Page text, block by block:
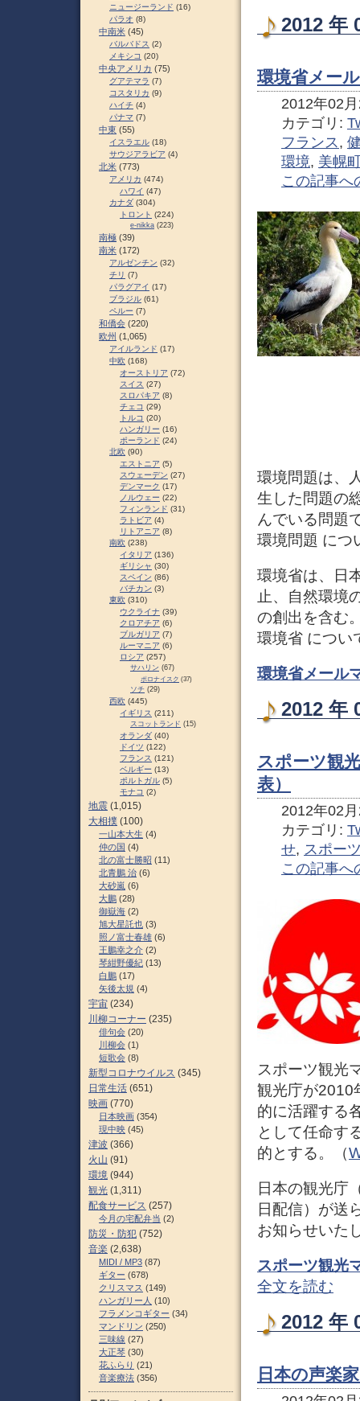
2012 年
環境省メー
2012年02
カテゴリ:
フランス ,
環境, 美幌
この記事へ
環境問題は、
生した問題の
んでいる問題
環境問題 につ
環境省は、日
止、自然環境
の創出を含む
環境省 につい
環境省メール
2012 年
スポーツ観
表）
2012年02
カテゴリ:
せ, スポー
この記事へ
スポーツ観光
観光庁が2010
的に活躍する
として任命す
的とする。（
日本の観光庁
日配信）が送
お知らせいた
スポーツ観光
全文を読む
2012 年
日本の声楽
ニュージーランド (16)
パラオ (8)
中南米 (45)
バルバドス (2)
メキシコ (20)
中央アメリカ (75)
グアテマラ (7)
コスタリカ (9)
ハイチ (4)
パナマ (7)
中東 (55)
イスラエル (18)
サウジアラビア (4)
北米 (773)
アメリカ (474)
ハワイ (47)
カナダ (304)
トロント (224)
e-nikka (223)
南極 (39)
南米 (172)
アルゼンチン (32)
チリ (7)
パラグアイ (17)
ブラジル (61)
ペルー (7)
和僑会 (220)
欧州 (1,065)
アイルランド (17)
中欧 (168)
オーストリア (72)
スイス (27)
スロパキア (8)
チェコ (29)
トルコ (20)
ハンガリー (16)
ポーランド (24)
北欧 (90)
エストニア (5)
スウェーデン (27)
デンマーク (17)
ノルウェー (22)
フィンランド (31)
ラトビア (4)
リトアニア (8)
南欧 (238)
イタリア (136)
ギリシャ (30)
スペイン (86)
バチカン (3)
東欧 (310)
ウクライナ (39)
クロアチア (6)
ブルガリア (7)
ルーマニア (6)
ロシア (257)
サハリン (67)
ポロナイスク (37)
ソチ (29)
西欧 (445)
イギリス (211)
スコットランド (15)
オランダ (40)
ドイツ (122)
フランス (121)
ベルギー (13)
ポルトガル (5)
モナコ (2)
地震 (1,015)
大相撲 (100)
一山本大生 (4)
仲の国 (4)
北の富士勝昭 (11)
北青鵬 治 (6)
大砂嵐 (6)
大鵬 (28)
御嶽海 (2)
旭大星託也 (3)
照ノ富士春雄 (6)
王鵬幸之介 (2)
琴紺野優紀 (13)
白鵬 (17)
矢後太規 (4)
宇宙 (234)
川柳コーナー (235)
俳句会 (20)
川柳会 (1)
短歌会 (8)
新型コロナウイルス (345)
日常生活 (651)
映画 (770)
日本映画 (354)
現中映 (45)
津波 (366)
火山 (91)
環境 (944)
観光 (1,311)
配食サービス (257)
今月の宅配弁当 (2)
防災・防犯 (752)
音楽 (2,638)
MIDI / MP3 (87)
ギター (678)
クリスマス (149)
ハンガリー人 (10)
フラメンコギター (34)
マンドリン (250)
三味線 (27)
大正琴 (30)
花ふらり (21)
音楽療法 (356)